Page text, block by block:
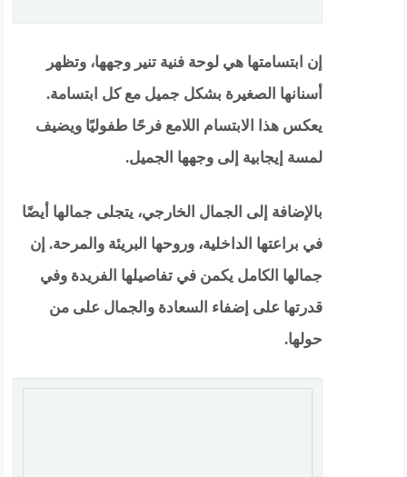
إن ابتسامتها هي لوحة فنية تنير وجهها، وتظهر
أسنانها الصغيرة بشكل جميل مع كل ابتسامة.
يعكس هذا الابتسام اللامع فرحًا طفوليًا ويضيف
لمسة إيجابية إلى وجهها الجميل.
بالإضافة إلى الجمال الخارجي، يتجلى جمالها أيضًا
في براعتها الداخلية، وروحها البريئة والمرحة. إن
جمالها الكامل يكمن في تفاصيلها الفريدة وفي
قدرتها على إضفاء السعادة والجمال على من
حولها.